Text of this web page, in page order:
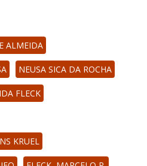
ALMEIDA
NEUSA SICA DA ROCHA
FLECK
KRUEL